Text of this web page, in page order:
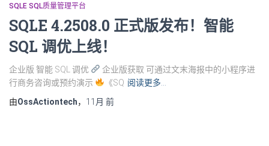
SQLE SQL质量管理平台
SQLE 4.2508.0 正式版发布！智能
SQL 调优上线！
企业版 智能 SQL 调优
企业版获取 可通过文末海报中的小程序进
行商务咨询或预约演示
《SQ 阅读更多…
由OssActiontech， 11月 前